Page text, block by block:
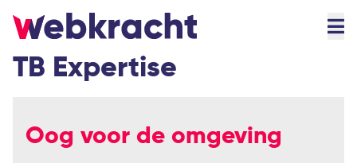
TB Expertise
Oog voor de omgeving